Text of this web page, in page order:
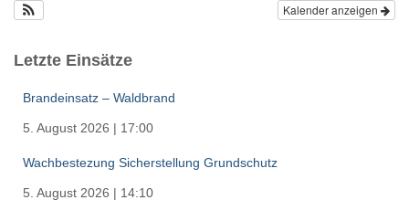
Kalender anzeigen
Letzte Einsätze
Brandeinsatz – Waldbrand
5. August 2026 | 17:00
Wachbestezung Sicherstellung Grundschutz
5. August 2026 | 14:10